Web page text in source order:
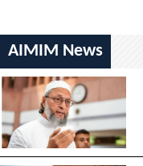
AIMIM News